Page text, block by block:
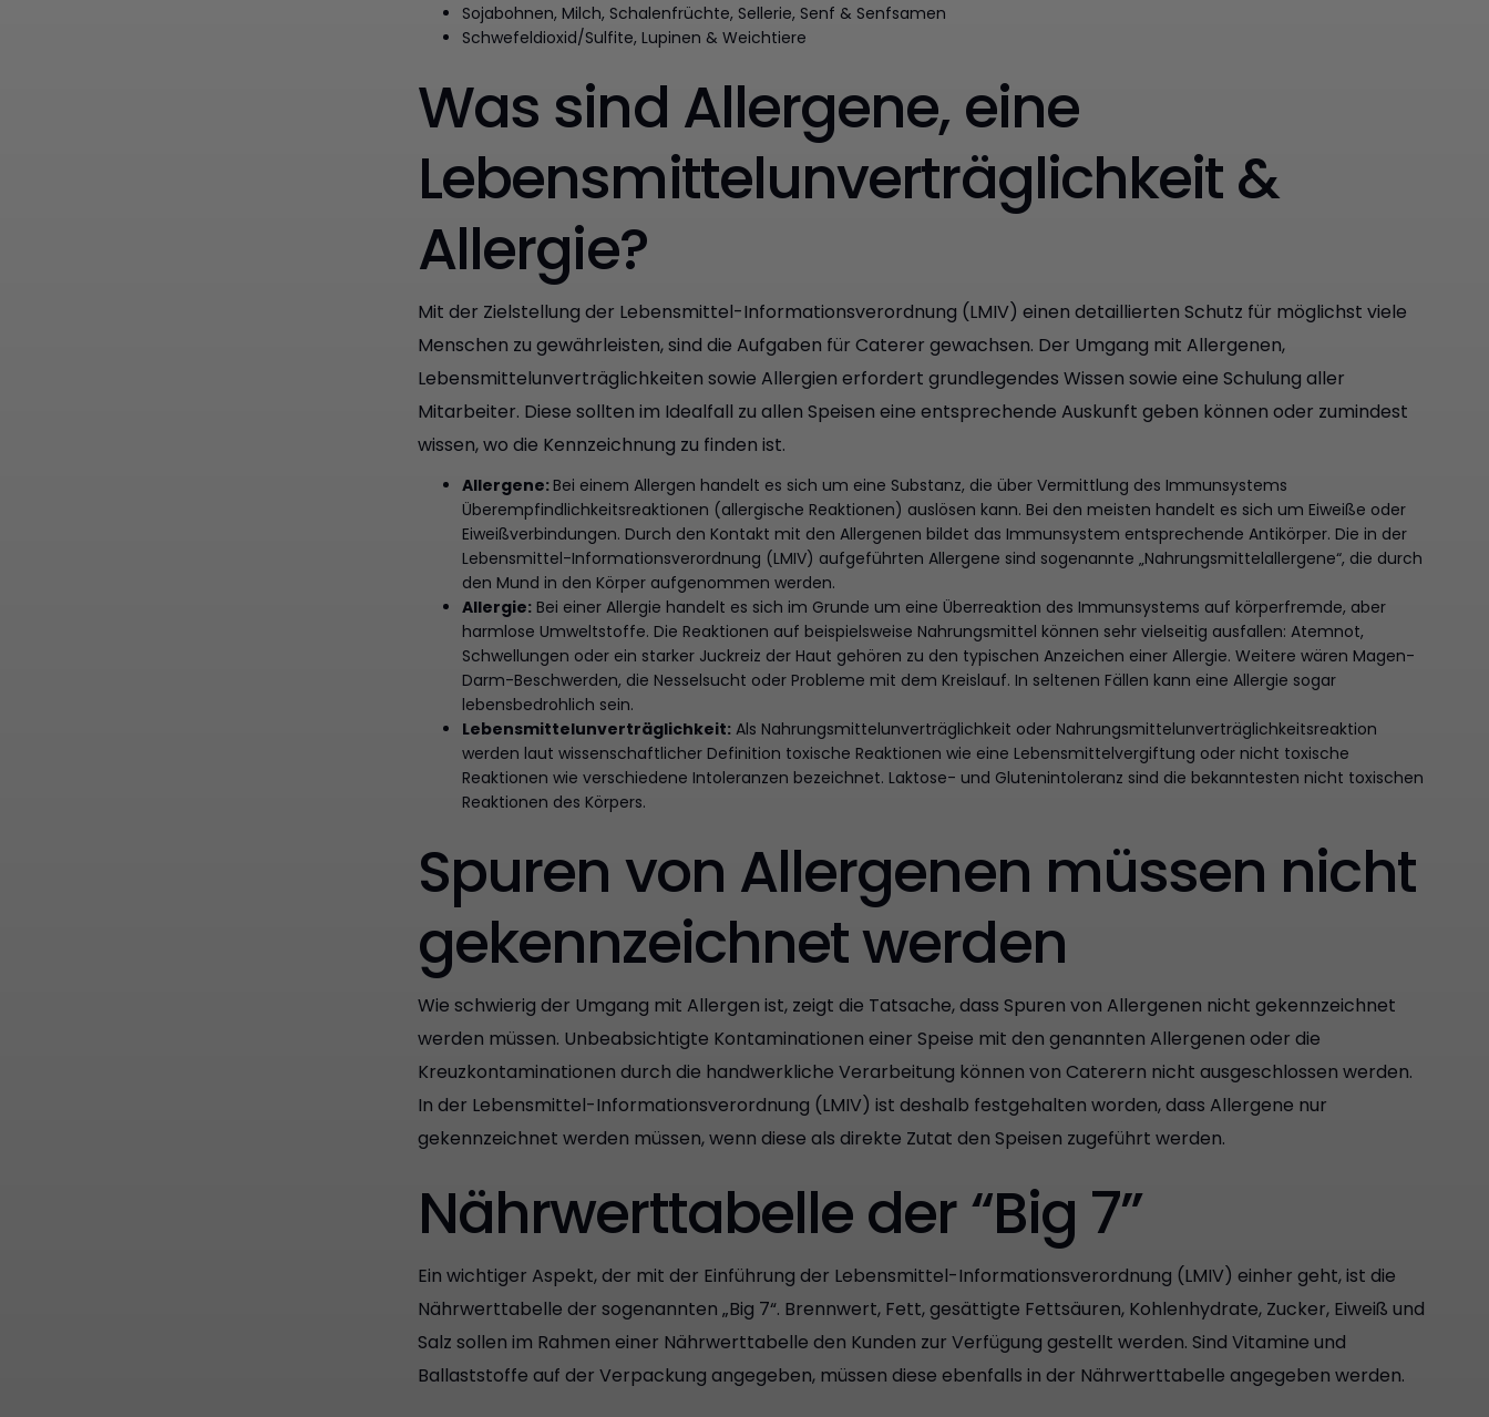
Sojabohnen, Milch, Schalenfrüchte, Sellerie, Senf & Senfsamen
Schwefeldioxid/Sulfite, Lupinen & Weichtiere
Was sind Allergene, eine
Lebensmittelunverträglichkeit &
Allergie?
Mit der Zielstellung der Lebensmittel-Informationsverordnung (LMIV) einen detaillierten Schutz für möglichst viele
Menschen zu gewährleisten, sind die Aufgaben für Caterer gewachsen. Der Umgang mit Allergenen,
Lebensmittelunverträglichkeiten sowie Allergien erfordert grundlegendes Wissen sowie eine Schulung aller
Mitarbeiter. Diese sollten im Idealfall zu allen Speisen eine entsprechende Auskunft geben können oder zumindest
wissen, wo die Kennzeichnung zu finden ist.
Allergene:Bei einem Allergen handelt es sich um eine Substanz, die über Vermittlung des Immunsystems
Überempfindlichkeitsreaktionen (allergische Reaktionen) auslösen kann. Bei den meisten handelt es sich um Eiweiße oder
Eiweißverbindungen. Durch den Kontakt mit den Allergenen bildet das Immunsystem entsprechende Antikörper. Die in der
Lebensmittel-Informationsverordnung (LMIV) aufgeführten Allergene sind sogenannte „Nahrungsmittelallergene“, die durch
den Mund in den Körper aufgenommen werden.
Allergie: Bei einer Allergie handelt es sich im Grunde um eine Überreaktion des Immunsystems auf körperfremde, aber
harmlose Umweltstoffe. Die Reaktionen auf beispielsweise Nahrungsmittel können sehr vielseitig ausfallen: Atemnot,
Schwellungen oder ein starker Juckreiz der Haut gehören zu den typischen Anzeichen einer Allergie. Weitere wären Magen-
Darm-Beschwerden, die Nesselsucht oder Probleme mit dem Kreislauf. In seltenen Fällen kann eine Allergie sogar
lebensbedrohlich sein.
Lebensmittelunverträglichkeit: Als Nahrungsmittelunverträglichkeit oder Nahrungsmittelunverträglichkeitsreaktion
werden laut wissenschaftlicher Definition toxische Reaktionen wie eine Lebensmittelvergiftung oder nicht toxische
Reaktionen wie verschiedene Intoleranzen bezeichnet. Laktose- und Glutenintoleranz sind die bekanntesten nicht toxischen
Reaktionen des Körpers.
Spuren von Allergenen müssen nicht
gekennzeichnet werden
Wie schwierig der Umgang mit Allergen ist, zeigt die Tatsache, dass Spuren von Allergenen nicht gekennzeichnet
werden müssen. Unbeabsichtigte Kontaminationen einer Speise mit den genannten Allergenen oder die
Kreuzkontaminationen durch die handwerkliche Verarbeitung können von Caterern nicht ausgeschlossen werden.
In der Lebensmittel-Informationsverordnung (LMIV) ist deshalb festgehalten worden, dass Allergene nur
gekennzeichnet werden müssen, wenn diese als direkte Zutat den Speisen zugeführt werden.
Nährwerttabelle der “Big 7”
Ein wichtiger Aspekt, der mit der Einführung der Lebensmittel-Informationsverordnung (LMIV) einher geht, ist die
Nährwerttabelle der sogenannten „Big 7“. Brennwert, Fett, gesättigte Fettsäuren, Kohlenhydrate, Zucker, Eiweiß und
Salz sollen im Rahmen einer Nährwerttabelle den Kunden zur Verfügung gestellt werden. Sind Vitamine und
Ballaststoffe auf der Verpackung angegeben, müssen diese ebenfalls in der Nährwerttabelle angegeben werden.